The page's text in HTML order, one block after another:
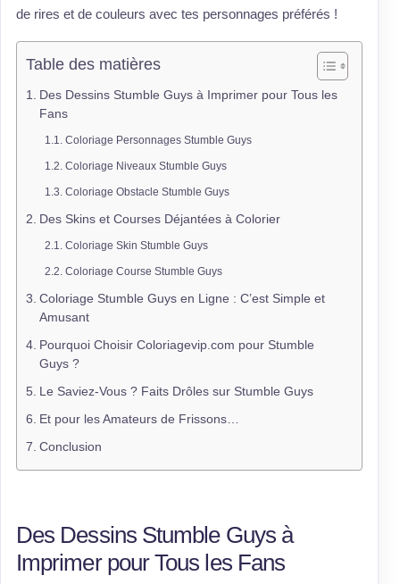
de rires et de couleurs avec tes personnages préférés !
Table des matières
Des Dessins Stumble Guys à Imprimer pour Tous les
Fans
Coloriage Personnages Stumble Guys
Coloriage Niveaux Stumble Guys
Coloriage Obstacle Stumble Guys
Des Skins et Courses Déjantées à Colorier
Coloriage Skin Stumble Guys
Coloriage Course Stumble Guys
Coloriage Stumble Guys en Ligne : C’est Simple et
Amusant
Pourquoi Choisir Coloriagevip.com pour Stumble
Guys ?
Le Saviez-Vous ? Faits Drôles sur Stumble Guys
Et pour les Amateurs de Frissons…
Conclusion
Des Dessins Stumble Guys à
Imprimer pour Tous les Fans